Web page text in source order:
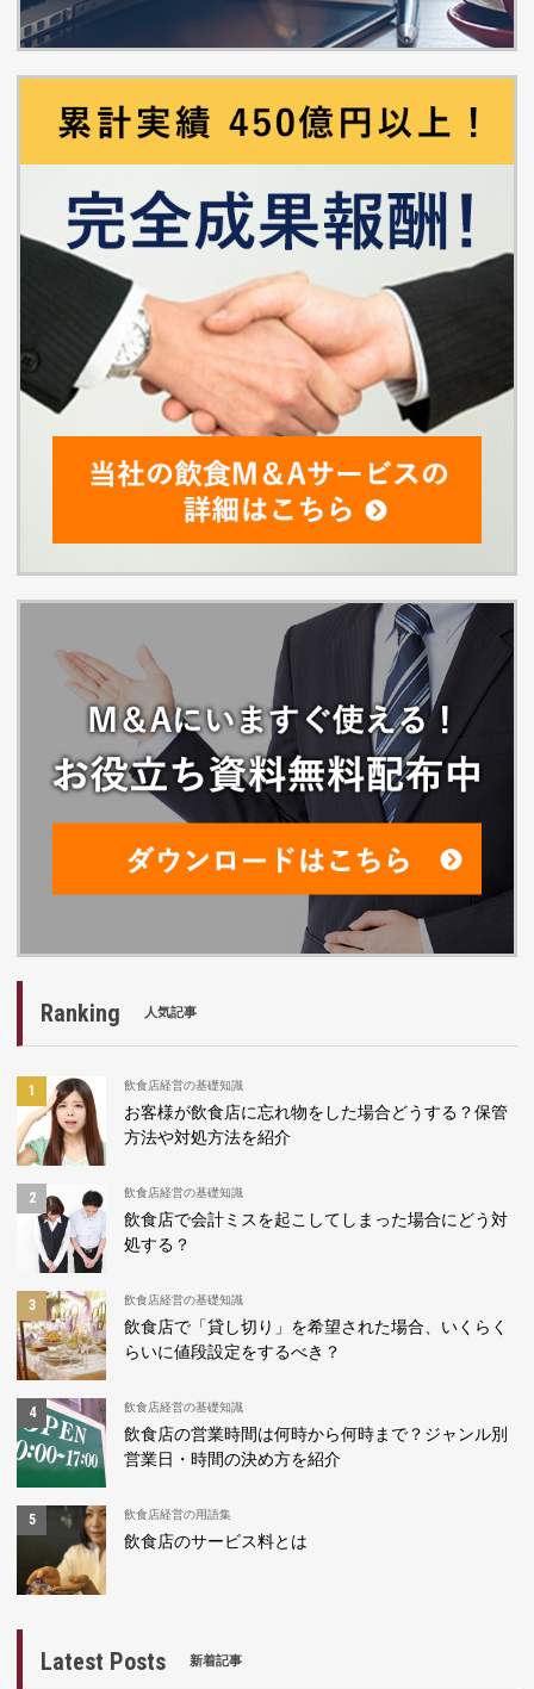
Ranking 人気記事
飲食店経営の基礎知識
お客様が飲食店に忘れ物をした場合どうする？保管
方法や対処方法を紹介
飲食店経営の基礎知識
飲食店で会計ミスを起こしてしまった場合にどう対
処する？
飲食店経営の基礎知識
飲食店で「貸し切り」を希望された場合、いくらく
らいに値段設定をするべき？
飲食店経営の基礎知識
飲食店の営業時間は何時から何時まで？ジャンル別
営業日・時間の決め方を紹介
飲食店経営の用語集
飲食店のサービス料とは
Latest Posts 新着記事